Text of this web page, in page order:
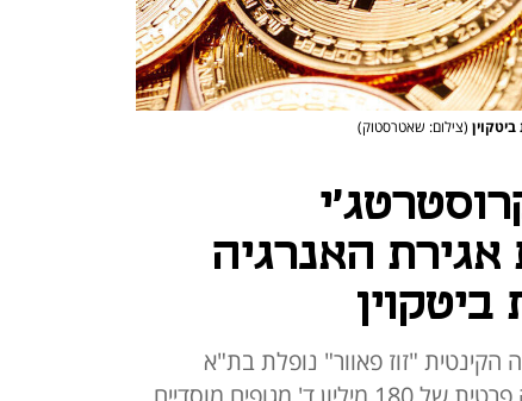
(צילום: שאטרסטוק)
האנרגיה
הקינטית "זוז פאוור" נופלת בת"א